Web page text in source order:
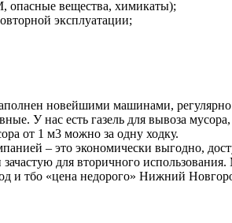
опасные вещества, химикаты);
эксплуатации;
новейшими машинами,
У нас есть газель для вывоза
от 1 м3 можно за одну ходку.
– это экономически выгодно,
зачастую для вторичного
и тбо «цена недорого» Нижний